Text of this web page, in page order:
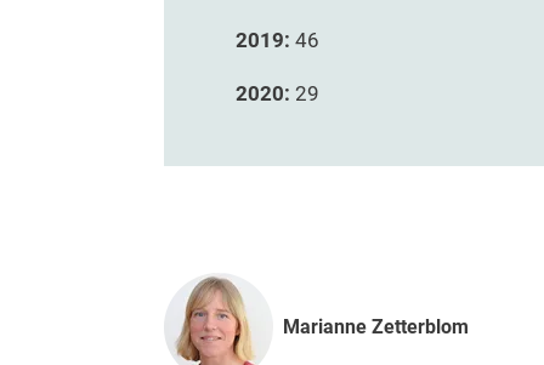
2019: 46
2020: 29
Marianne Zetterblom